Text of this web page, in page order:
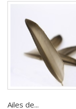
Ailes de...